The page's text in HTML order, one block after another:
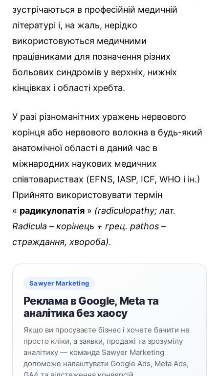
зустрічаються в професійній медичній
літературі і, на жаль, нерідко
використовуються медичними
працівниками для позначення різних
больових синдромів у верхніх, нижніх
кінцівках і області хребта.
У разі різноманітних уражень нервового
корінця або нервового волокна в будь-який
анатомічної області в даний час в
міжнародних наукових медичних
співтовариствах (EFNS, IASP, ICF, WHO і ін.)
Прийнято використовувати термін
« радикулопатія » (radiculopathy; лат.
Radicula – корінець + грец. рathos –
страждання, хвороба).
Sawyer Marketing
Реклама в Google, Meta та
аналітика без хаосу
Якщо ви просуваєте бізнес і хочете бачити не
просто кліки, а заявки, продажі та зрозумілу
аналітику — команда Sawyer Marketing
допоможе налаштувати Google Ads, Meta Ads,